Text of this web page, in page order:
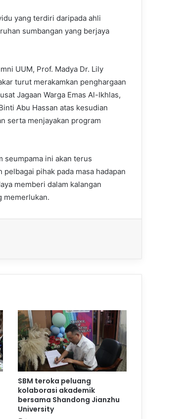
yang terdiri daripada ahli
sumbangan yang berjaya
UUM, Prof. Madya Dr. Lily
turut merakamkan penghargaan
Jagaan Warga Emas Al-Ikhlas,
Abu Hassan atas kesudian
serta menjayakan program
seumpama ini akan terus
pelbagai pihak pada masa hadapan
memberi dalam kalangan
memerlukan.
SBM teroka peluang
kolaborasi akademik
bersama Shandong Jianzhu
University